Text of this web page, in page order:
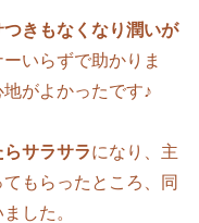
きもなくなり潤いが
いらずで助かりま
がよかったです♪
サラサラになり、主
もらったところ、同
した。